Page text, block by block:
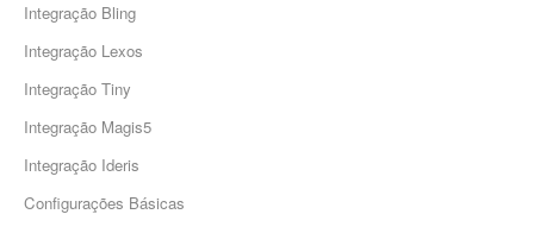
Integração Bling
Integração Lexos
Integração Tiny
Integração Magis5
Integração Ideris
Configurações Básicas